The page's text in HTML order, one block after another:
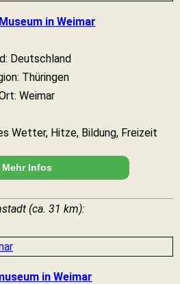
in Weimar
Deutschland
Thüringen
Weimar
Wetter, Hitze, Bildung, Freizeit
Mehr Infos
(ca. 31 km):
in Weimar